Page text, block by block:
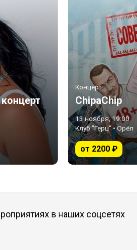
Концерт
ChipaChip
13 ноября, 19:00
Клуб "Герц" • Орёл
от 2200 ₽
в наших соцсетях